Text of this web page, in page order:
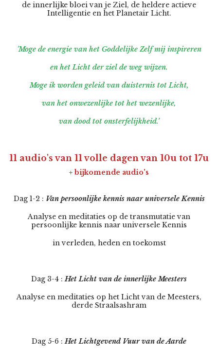
de innerlijke bloei van je Ziel, de heldere actieve
Intelligentie en het Planetair Licht.
'Moge de energie van het Goddelijke Zelf mij inspireren
en het Licht der ziel de weg wijzen.
Moge ik worden geleid van duisternis tot Licht,
van het onwezenlijke tot het wezenlijke,
van dood tot onsterfelijkheid.’
11 audio's van 11 volle dagen van 10u tot 17u
+ bijkomende audio's
Dag 1-2 : Van persoonlijke kennis naar universele Kennis
Analyse en meditaties op de transmutatie van
persoonlijke kennis naar universele Kennis
in verleden, heden en toekomst
Dag 3-4 : Het Licht van de innerlijke Meesters
Analyse en meditaties op het Licht van de Meesters,
derde Straalsashram
Dag 5-6 :Het Lichtgevend Vuur van de Aarde